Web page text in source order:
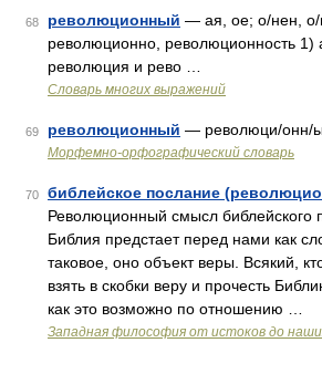
68 революционный — ая, ое; о/нен, о/
революционно, революционность 1)
революция и рево …
Словарь многих выражений
69 революционный — революци/онн/
Морфемно-орфографический словарь
70 библейское послание
Революционный смысл
Библия предстает перед нами как
таковое, оно объект веры. Всякий,
взять в скобки веру и прочесть
как это возможно по отношению …
Западная философия от истоков до